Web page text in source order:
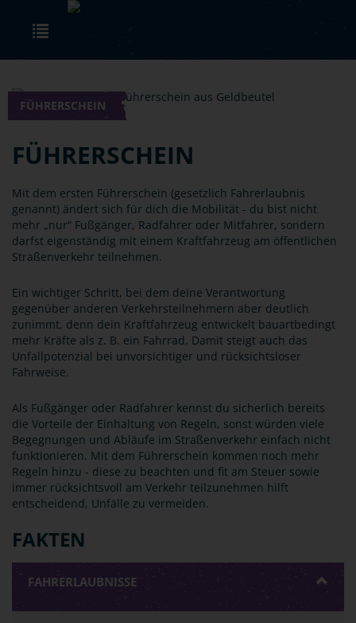
Skip to main content
FÜHRERSCHEIN
FÜHRERSCHEIN
Mit dem ersten Führerschein (gesetzlich Fahrerlaubnis
genannt) ändert sich für dich die Mobilität - du bist nicht
mehr „nur“ Fußgänger, Radfahrer oder Mitfahrer, sondern
darfst eigenständig mit einem Kraftfahrzeug am öffentlichen
Straßenverkehr teilnehmen.
Ein wichtiger Schritt, bei dem deine Verantwortung
gegenüber anderen Verkehrsteilnehmern aber deutlich
zunimmt, denn dein Kraftfahrzeug entwickelt bauartbedingt
mehr Kräfte als z. B. ein Fahrrad. Damit steigt auch das
Unfallpotenzial bei unvorsichtiger und rücksichtsloser
Fahrweise.
Als Fußgänger oder Radfahrer kennst du sicherlich bereits
die Vorteile der Einhaltung von Regeln, sonst würden viele
Begegnungen und Abläufe im Straßenverkehr einfach nicht
funktionieren. Mit dem Führerschein kommen noch mehr
Regeln hinzu - diese zu beachten und fit am Steuer sowie
immer rücksichtsvoll am Verkehr teilzunehmen hilft
entscheidend, Unfälle zu vermeiden.
FAKTEN
FAHRERLAUBNISSE